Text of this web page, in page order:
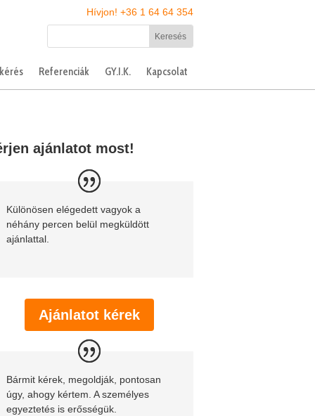
Hívjon! +36 1 64 64 354
Referenciák GY.I.K. Kapcsolat
ajánlatot most!
Különösen elégedett vagyok a
néhány percen belül megküldött
ajánlattal.
Ajánlatot kérek
Bármit kérek, megoldják, pontosan
úgy, ahogy kértem. A személyes
egyeztetés is erősségük.